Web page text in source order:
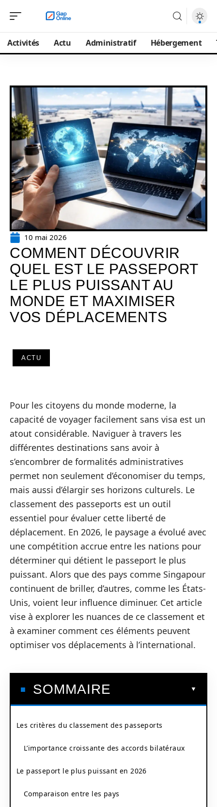
Activités Actu Administratif Hébergement
10 mai 2026
COMMENT DÉCOUVRIR
QUEL EST LE PASSEPORT
LE PLUS PUISSANT AU
MONDE ET MAXIMISER
VOS DÉPLACEMENTS
ACTU
Pour les citoyens du monde moderne, la
capacité de voyager facilement sans visa est un
atout considérable. Naviguer à travers les
différentes destinations sans avoir à
s’encombrer de formalités administratives
permet non seulement d’économiser du temps,
mais aussi d’élargir ses horizons culturels. Le
classement des passeports est un outil
essentiel pour évaluer cette liberté de
déplacement. En 2026, le paysage a évolué avec
une compétition accrue entre les nations pour
déterminer qui détient le passeport le plus
puissant. Alors que des pays comme Singapour
continuent de briller, d’autres, comme les États-
Unis, voient leur influence diminuer. Cet article
vise à explorer les nuances de ce classement et
à examiner comment ces éléments peuvent
optimiser vos déplacements à l’international.
SOMMAIRE
Les critères du classement des passeports
L’importance croissante des accords bilatéraux
Le passeport le plus puissant en 2026
Comparaison entre les pays